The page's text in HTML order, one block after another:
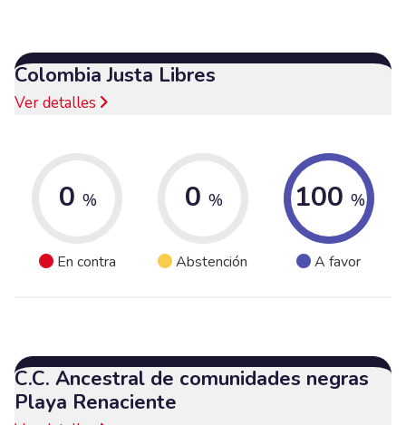
Colombia Justa Libres
Ver detalles
0 %
En contra
0 %
Abstención
100 %
A favor
C.C. Ancestral de comunidades negras
Playa Renaciente